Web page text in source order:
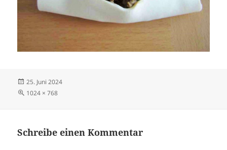
Veröffentlicht
am
25. Juni 2024
Volle
1024 × 768
Schreibe einen Kommentar